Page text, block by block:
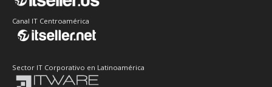
Canal IT Centroamérica
Sector IT Corporativo en Latinoamérica